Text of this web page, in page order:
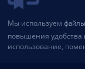
Мы используем
повышения удобства
использование,